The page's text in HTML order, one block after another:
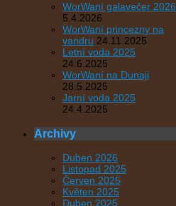
WorWaní galavečer 2026
5.4.2026
WorWaní princezny na
vandru 24.11.2025
Letní voda 2025
24.6.2025
WorWaní na Dunaji
28.5.2025
Jarní voda 2025
24.4.2025
Archivy
Duben 2026
Listopad 2025
Červen 2025
Květen 2025
Duben 2025